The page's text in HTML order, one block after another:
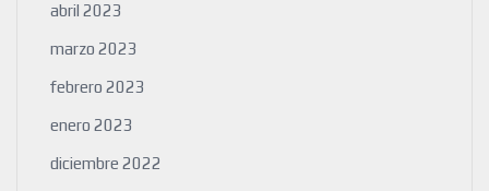
abril 2023
marzo 2023
febrero 2023
enero 2023
diciembre 2022